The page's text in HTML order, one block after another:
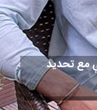
مع تحديد